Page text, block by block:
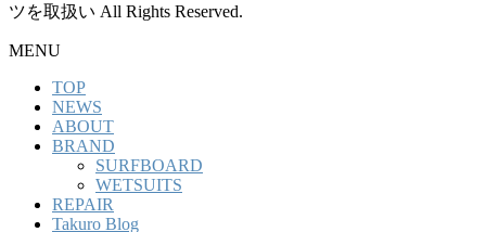
ツを取扱い All Rights Reserved.
MENU
TOP
NEWS
ABOUT
BRAND
SURFBOARD
WETSUITS
REPAIR
Takuro Blog